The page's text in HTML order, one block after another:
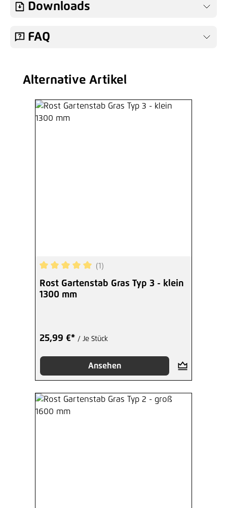
Downloads
FAQ
Produktgalerie überspringen
Alternative Artikel
Durchschnittliche Bewertung von 5 von 5
(1)
Rost Gartenstab Gras Typ 3 - klein
1300 mm
25,99 €* / Je Stück
Ansehen